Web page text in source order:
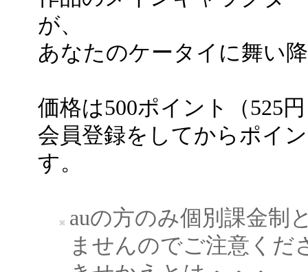
が、
あなたのケータイに舞い
価格は500ポイント（525
会員登録をしてからポイ
す。
auの方のみ個別課金制
ませんのでご注意くだ